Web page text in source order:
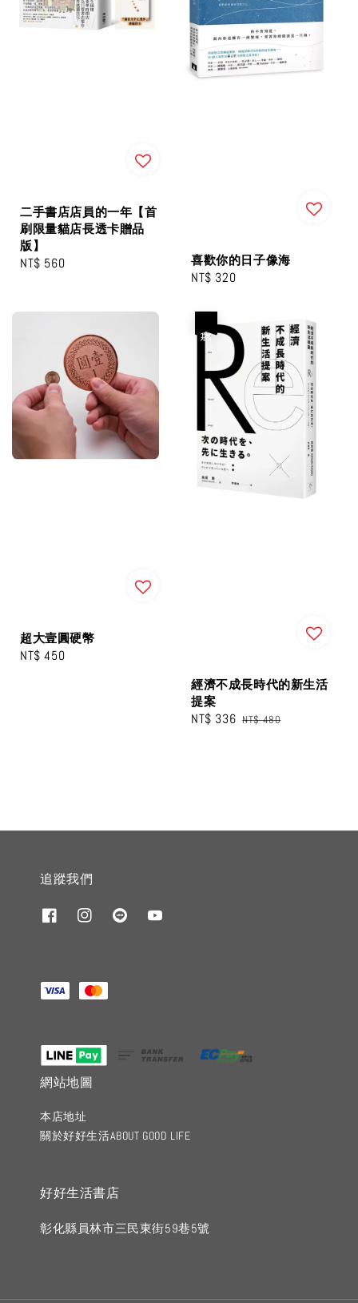
二手書店店員的一年【首
刷限量貓店長透卡贈品
版】
Regular
NT$ 560 喜歡你的日子像海
Regular
NT$ 320
超大壹圓硬幣
Regular
NT$ 450
經濟不成長時代的新生活
提案
Sale
NT$ 336 Regular
NT$ 480
追蹤我們
網站地圖
本店地址
關於好好生活ABOUT GOOD LIFE
好好生活書店
彰化縣員林市三民東街59巷5號